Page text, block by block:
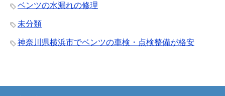
ベンツの水漏れの修理
未分類
神奈川県横浜市でベンツの車検・点検整備が格安